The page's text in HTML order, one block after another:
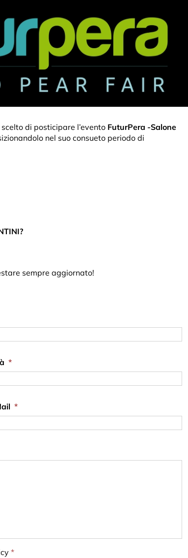
di posticipare l’evento FuturPera -Salone
nel suo consueto periodo di
sempre aggiornato!
*
*
*